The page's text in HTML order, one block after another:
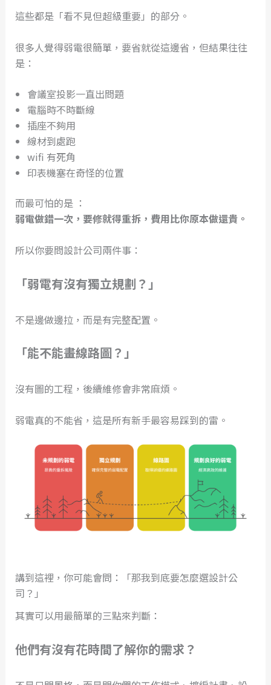
這些都是「看不見但超級重要」的部分。
很多人覺得弱電很簡單，要省就從這邊省，但結果往往
是：
會議室投影一直出問題
電腦時不時斷線
插座不夠用
線材到處跑
wifi 有死角
印表機塞在奇怪的位置
而最可怕的是 ：
弱電做錯一次，要修就得重拆，費用比你原本做還貴。
所以你要問設計公司兩件事：
「弱電有沒有獨立規劃？」
不是邊做邊拉，而是有完整配置。
「能不能畫線路圖？」
沒有圖的工程，後續維修會非常麻煩。
弱電真的不能省，這是所有新手最容易踩到的雷。
講到這裡，你可能會問：「那我到底要怎麼選設計公
司？」
其實可以用最簡單的三點來判斷：
他們有沒有花時間了解你的需求？